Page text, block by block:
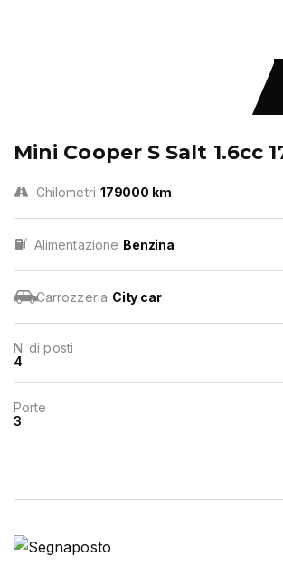
Mini Cooper S Salt 1.6cc
Chilometri 179000 km
Alimentazione Benzina
Carrozzeria City car
N. di posti
4
Porte
3